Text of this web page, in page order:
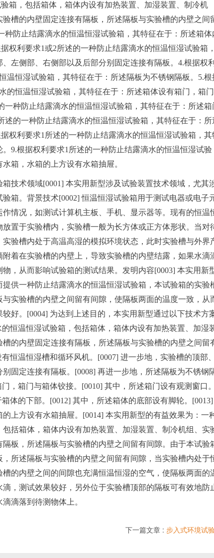
箱，包括箱体，箱体内设有加热装置、加湿装置、制冷机
槽的内壁固定连接有隔板，所述隔板与实验槽的内壁之间
种防止结露滴水的恒温恒湿试验箱，其特征在于：所述箱体
权利要求1或2所述的一种防止结露滴水的恒温恒湿试验箱，
左侧部、右侧部以及后部分别固定连接有隔板。4.根据权利
温恒湿试验箱，其特征在于：所述隔板为不锈钢隔板。5.根
的恒温恒湿试验箱，其特征在于：所述箱体设有箱门，箱
一种防止结露滴水的恒温恒湿试验箱，其特征在于：所述箱
述的一种防止结露滴水的恒温恒湿试验箱，其特征在于：所
权利要求1所述的一种防止结露滴水的恒温恒湿试验箱，其
9.根据权利要求1所述的一种防止结露滴水的恒温恒湿试验
箱，水箱的上方设有水箱抽屉。
技术领域[0001] 本实用新型涉及试验装置技术领域，尤其
箱。背景技术[0002] 恒温恒湿试验箱用于测试电器或电子
情况，如测试计算机主板、手机、显示器等。现有的恒温
置于实验槽内，实验槽一般为长方体或正方体形状。当对
验槽内处于高温高湿的模拟环境状态，此时实验槽与外界
着在实验槽的内壁上，导致实验槽的内壁结露，如果水滴
，从而影响试验箱的测试结果。发明内容[0003] 本实用新
供一种防止结露滴水的恒温恒湿试验箱，本试验箱的实验
实验槽的内壁之间留有间隙，使隔板两面的温度一致，从
好。[0004] 为达到上述目的，本实用新型通过以下技术方
恒温恒湿试验箱，包括箱体，箱体内设有加热装置、加湿
的内壁固定连接有隔板，所述隔板与实验槽的内壁之间留
恒温恒湿槽和循环风机。[0007] 进一步地，实验槽的顶部、
固定连接有隔板。[0008] 再进一步地，所述隔板为不锈钢
，箱门与箱体铰接。[0010] 其中，所述箱门设有观测窗口。
体的下部。[0012] 其中，所述箱体的底部设有脚轮。[0013]
上方设有水箱抽屉。[0014] 本实用新型的有益效果为：一
括箱体，箱体内设有加热装置、加湿装置、制冷机组、实
板，所述隔板与实验槽的内壁之间留有间隙。由于本试验
所述隔板与实验槽的内壁之间留有间隙，当实验槽内处于
的内壁之间的间隙也充满恒温恒湿的空气，使隔板两面的
，测试效果较好，另外位于实验槽顶部的隔板可有效地防
滴落到待测物体上。
下一篇文章 : 步入式环境试